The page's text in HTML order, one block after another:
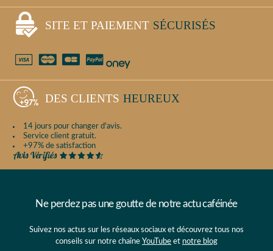
SITE ET PAIEMENT SÉCURISÉS
DES CLIENTS HEUREUX
14 jours pour changer d'avis.
Service client gratuit.
+97% de satisfaction
Ne perdez pas une goutte de notre actu caféinée
Suivez nos actus sur les réseaux sociaux et découvrez tous nos
conseils sur notre chaîne YouTube et notre blog